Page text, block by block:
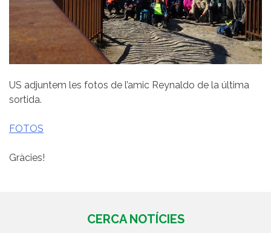
US adjuntem les fotos de l’amic Reynaldo de la última
sortida.
FOTOS
Gràcies!
CERCA NOTÍCIES